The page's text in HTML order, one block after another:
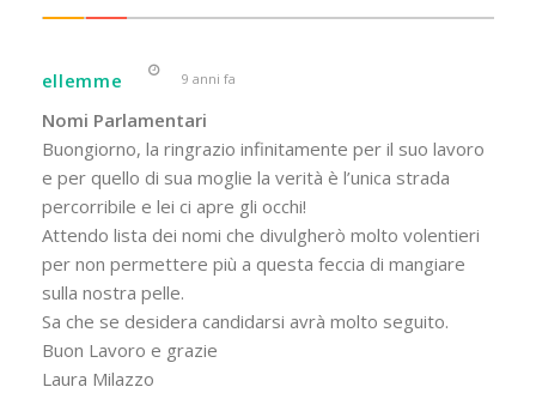
ellemme 9 anni fa
Nomi Parlamentari
Buongiorno, la ringrazio infinitamente per il suo lavoro
e per quello di sua moglie la verità è l’unica strada
percorribile e lei ci apre gli occhi!
Attendo lista dei nomi che divulgherò molto volentieri
per non permettere più a questa feccia di mangiare
sulla nostra pelle.
Sa che se desidera candidarsi avrà molto seguito.
Buon Lavoro e grazie
Laura Milazzo